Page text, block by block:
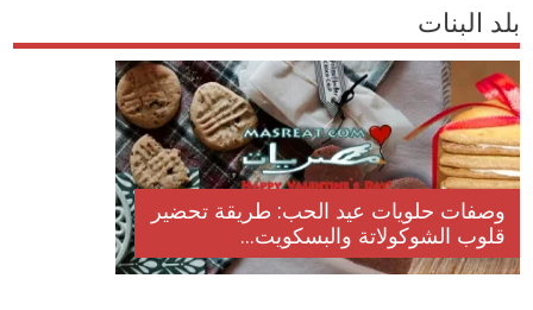
بلد البنات
وصفات حلويات عيد الحب: طريقة تحضير
قلوب الشوكولاتة والبسكويت...